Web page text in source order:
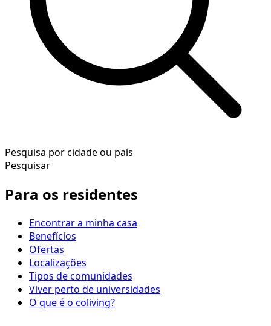
Pesquisa por cidade ou país
Pesquisar
Para os residentes
Encontrar a minha casa
Benefícios
Ofertas
Localizações
Tipos de comunidades
Viver perto de universidades
O que é o coliving?